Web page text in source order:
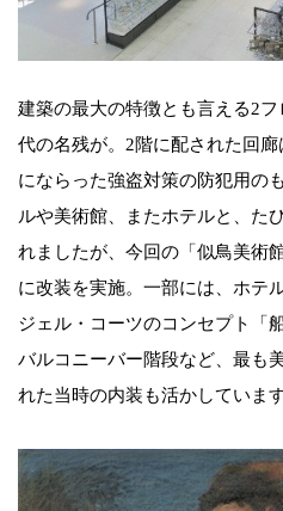
建築の最大の特徴とも言える2
代の名残が。2階に配された回
にならった強盗対策の防犯用の
ルや美術館、またホテルと、た
れましたが、今回の「似鳥美術
に改装を実施。一部には、ホテ
ジェル・コーツのコンセプト「
バルコニーバー階段など、最も
れた当時の内装も活かしています